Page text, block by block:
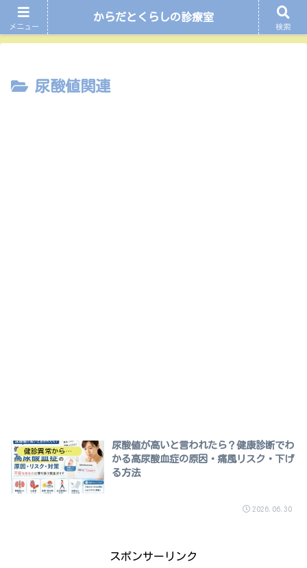
ホーム 尿酸値関連
尿酸値関連
健診異常から探す
尿酸値が高いと言われたら？健康診断でわ
かる高尿酸血症の原因・痛風リスク・下げ
る方法
2026.06.30
スポンサーリンク
メニュー
からだとくらしの診療室
検索